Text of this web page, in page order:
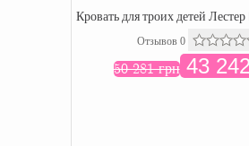
Кровать для троих детей
Отзывов 0
50 281 грн43